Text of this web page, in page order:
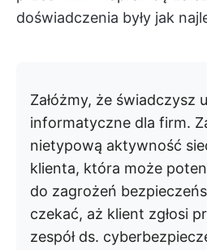
doświadczenia były jak
Załóżmy, że świadczysz
informatyczne dla firm.
nietypową aktywność
klienta, która może
do zagrożeń
czekać, aż klient zgłosi
zespół ds.